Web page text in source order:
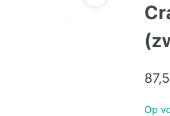
87,
Op